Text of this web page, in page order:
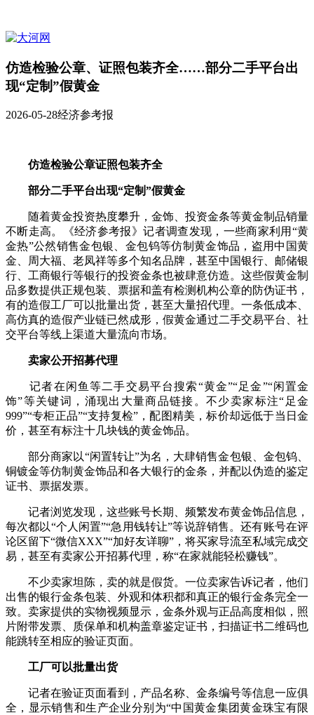
仿造检验公章、证照包装齐全……部分二手平台出
现“定制”假黄金
2026-05-28经济参考报
仿造检验公章证照包装齐全
部分二手平台出现“定制”假黄金
随着黄金投资热度攀升，金饰、投资金条等黄金制品销量
不断走高。《经济参考报》记者调查发现，一些商家利用“黄
金热”公然销售金包银、金包钨等仿制黄金饰品，盗用中国黄
金、周大福、老凤祥等多个知名品牌，甚至中国银行、邮储银
行、工商银行等银行的投资金条也被肆意仿造。这些假黄金制
品多数提供正规包装、票据和盖有检测机构公章的防伪证书，
有的造假工厂可以批量出货，甚至大量招代理。一条低成本、
高仿真的造假产业链已然成形，假黄金通过二手交易平台、社
交平台等线上渠道大量流向市场。
卖家公开招募代理
记者在闲鱼等二手交易平台搜索“黄金”“足金”“闲置金
饰”等关键词，涌现出大量商品链接。不少卖家标注“足金
999”“专柜正品”“支持复检”，配图精美，标价却远低于当日金
价，甚至有标注十几块钱的黄金饰品。
部分商家以“闲置转让”为名，大肆销售金包银、金包钨、
铜镀金等仿制黄金饰品和各大银行的金条，并配以伪造的鉴定
证书、票据发票。
记者浏览发现，这些账号长期、频繁发布黄金饰品信息，
每次都以“个人闲置”“急用钱转让”等说辞销售。还有账号在评
论区留下“微信XXX”“加好友详聊”，将买家导流至私域完成交
易，甚至有卖家公开招募代理，称“在家就能轻松赚钱”。
不少卖家坦陈，卖的就是假货。一位卖家告诉记者，他们
出售的银行金条包装、外观和体积都和真正的银行金条完全一
致。卖家提供的实物视频显示，金条外观与正品高度相似，照
片附带发票、质保单和机构盖章鉴定证书，扫描证书二维码也
能跳转至相应的验证页面。
工厂可以批量出货
记者在验证页面看到，产品名称、金条编号等信息一应俱
全，显示销售和生产企业分别为“中国黄金集团黄金珠宝有限